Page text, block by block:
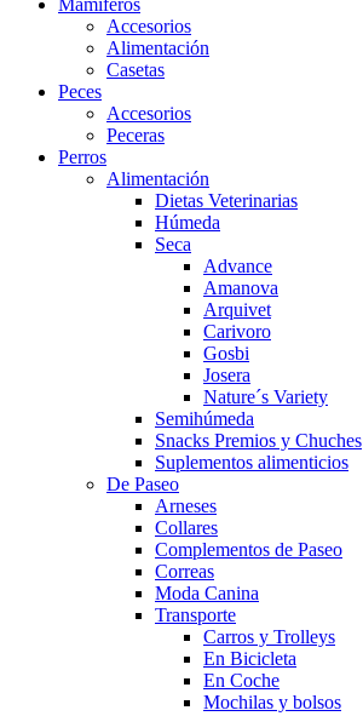
Mamíferos
Accesorios
Alimentación
Casetas
Peces
Accesorios
Peceras
Perros
Alimentación
Dietas Veterinarias
Húmeda
Seca
Advance
Amanova
Arquivet
Carivoro
Gosbi
Josera
Nature´s Variety
Semihúmeda
Snacks Premios y Chuches
Suplementos alimenticios
De Paseo
Arneses
Collares
Complementos de Paseo
Correas
Moda Canina
Transporte
Carros y Trolleys
En Bicicleta
En Coche
Mochilas y bolsos